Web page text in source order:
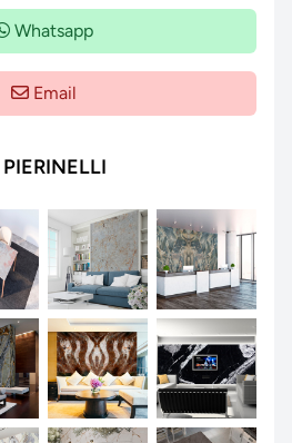
Whatsapp
Email
PIERINELLI